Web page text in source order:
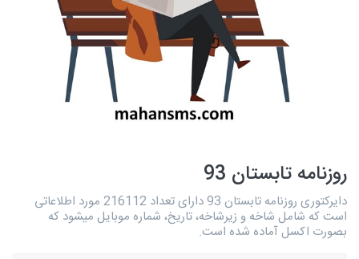
روزنامه تابستان 93
دایرکتوری روزنامه تابستان 93 دارای تعداد 216112 مورد اطلاعاتی
است که شامل شاخه و زیرشاخه، تاریخ، شماره موبایل میشود که
بصورت اکسل آماده شده است.